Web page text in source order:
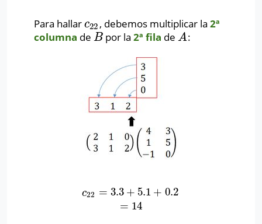
Para hallar c22
c22, debemos multiplicar la2ª
columna de B
B por la2ª fila deA
A :
c22 = 3.3 + 5.1 + 0.2
= 14
c22= 3.3+ 5.1+0.2= 14